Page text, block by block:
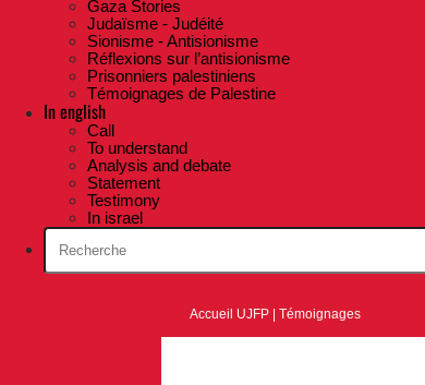
Gaza Stories
Judaïsme - Judéité
Sionisme - Antisionisme
Réflexions sur l’antisionisme
Prisonniers palestiniens
Témoignages de Palestine
In english
Call
To understand
Analysis and debate
Statement
Testimony
In israel
Accueil UJFP |Témoignages